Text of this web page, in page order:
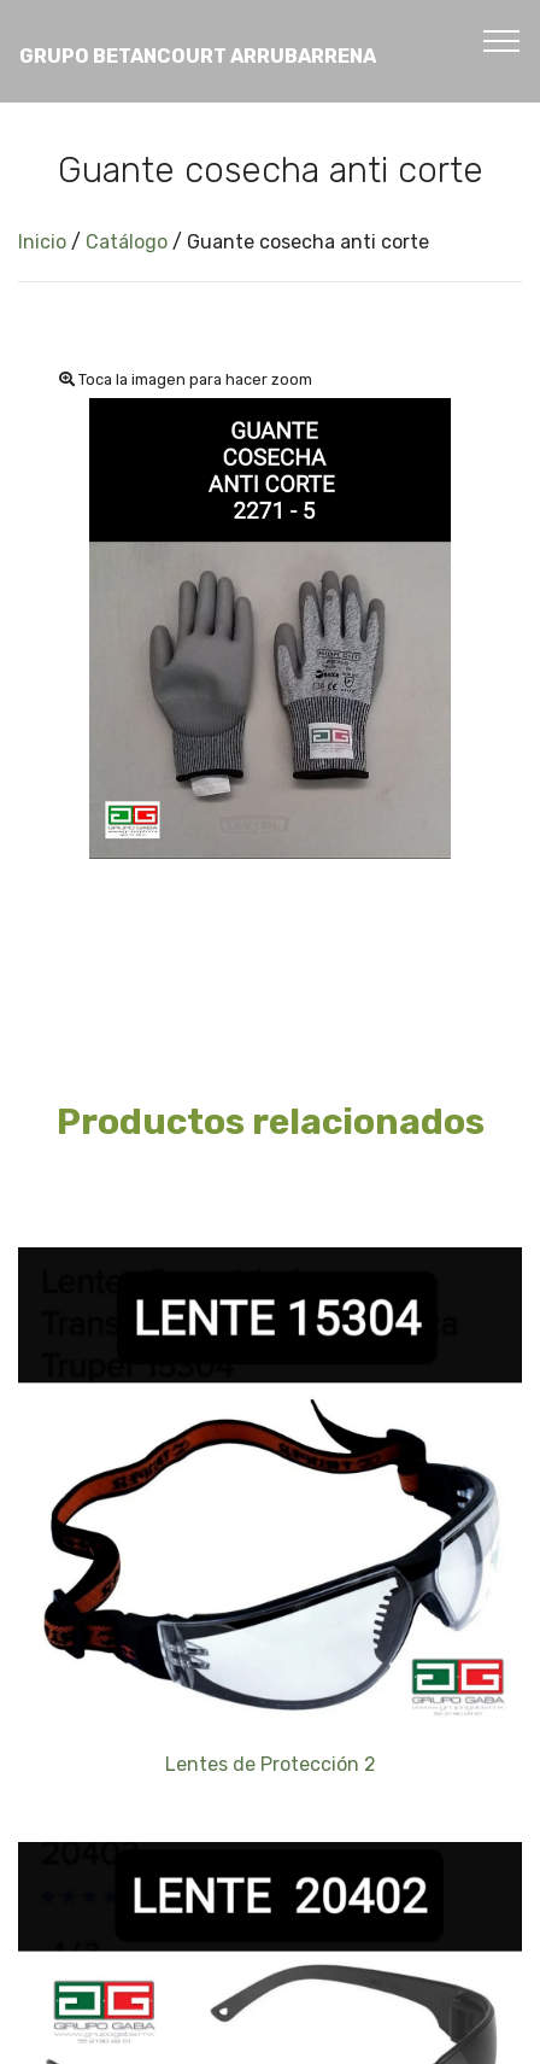
GRUPO BETANCOURT ARRUBARRENA
Guante cosecha anti corte
Inicio / Catálogo / Guante cosecha anti corte
Toca la imagen para hacer zoom
Productos relacionados
Lentes de Protección 2